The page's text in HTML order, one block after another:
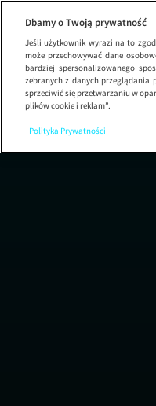
Dbamy o Twoją prywatność
Jeśli użytkownik wyrazi na to
może przechowywać dane
bardziej spersonalizowanego
zebranych z danych przeglądania
sprzeciwić się przetwarzaniu w
plików cookie i reklam”.
Polityka Prywatności